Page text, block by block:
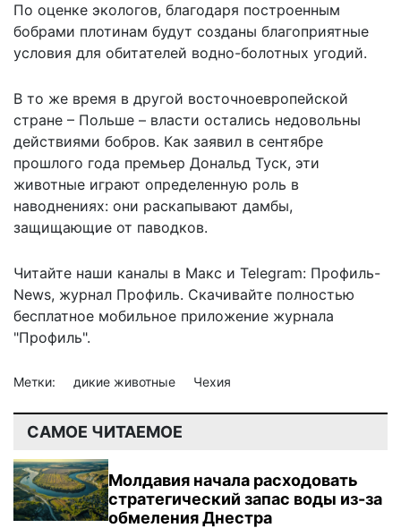
По оценке экологов, благодаря построенным
бобрами плотинам будут созданы благоприятные
условия для обитателей водно-болотных угодий.
В то же время в другой восточноевропейской
стране – Польше – власти остались недовольны
действиями бобров. Как заявил в сентябре
прошлого года премьер Дональд Туск, эти
животные играют определенную роль в
наводнениях: они раскапывают дамбы,
защищающие от паводков.
Читайте наши каналы в Макс и Telegram: Профиль-
News, журнал Профиль. Скачивайте полностью
бесплатное мобильное приложение журнала
"Профиль".
Метки: дикие животные Чехия
САМОЕ ЧИТАЕМОЕ
Молдавия начала расходовать
стратегический запас воды из-за
обмеления Днестра